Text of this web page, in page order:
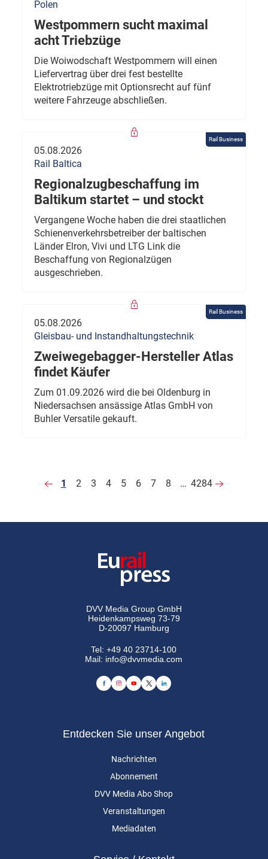
Polen
Westpommern sucht maximal
acht Triebzüge
Die Woiwodschaft Westpommern will einen
Liefervertrag über drei fest bestellte
Elektrotriebzüge mit Optionsrecht auf fünf
weitere Fahrzeuge abschließen.
Rail Business
05.08.2026
Rail Baltica
Regionalzugbeschaffung im
Baltikum startet – und stockt
Vergangene Woche haben die drei staatlichen
Schienenverkehrsbetreiber der baltischen
Länder Elron, Vivi und LTG Link die
Beschaffung von Regionalzügen
ausgeschrieben.
Rail Business
05.08.2026
Gleisbau- und Instandhaltungstechnik
Zweiwegebagger-Hersteller Atlas
findet Käufer
Zum 01.09.2026 wird die bei Oldenburg in
Niedersachsen ansässige Atlas GmbH von
Buhler Versatile gekauft.
1 2 3 4 5 6 7 8 … 4284
DVV Media Group GmbH
Heidenkampsweg 73-79
D-20097 Hamburg
Tel:+49 40 23714-100
Mail: info@dvvmedia.com
Entdecken Sie unser Angebot
Nachrichten
Abonnement
DVV Media Abo Shop
Veranstaltungen
Mediadaten